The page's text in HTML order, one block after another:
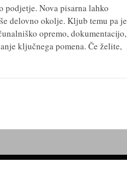
podjetje. Nova pisarna lahko
delovno okolje. Kljub temu pa je
opremo, dokumentacijo,
ključnega pomena. Če želite,